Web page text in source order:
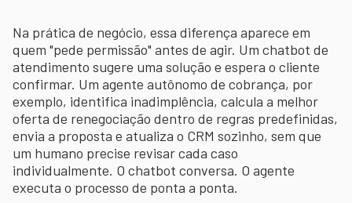
Na prática de negócio, essa diferença aparece em
quem "pede permissão" antes de agir. Um chatbot de
atendimento sugere uma solução e espera o cliente
confirmar. Um agente autônomo de cobrança, por
exemplo, identifica inadimplência, calcula a melhor
oferta de renegociação dentro de regras predefinidas,
envia a proposta e atualiza o CRM sozinho, sem que
um humano precise revisar cada caso
individualmente. O chatbot conversa. O agente
executa o processo de ponta a ponta.